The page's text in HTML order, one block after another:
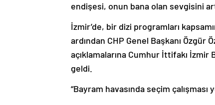
endişesi, onun bana olan sevgisini
İzmir’de, bir dizi programları
ardından CHP Genel Başkanı Özgür
açıklamalarına Cumhur İttifakı İzmir
geldi.
“Bayram havasında seçim çalışması